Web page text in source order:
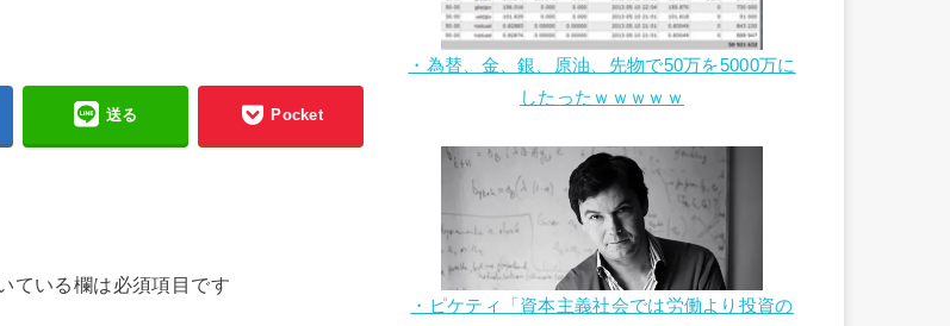
送る Pocket
ている欄は必須項目です
・為替、金、銀、原油、先物で50万を5000万に
したったｗｗｗｗｗ
・ピケティ「資本主義社会では労働より投資の